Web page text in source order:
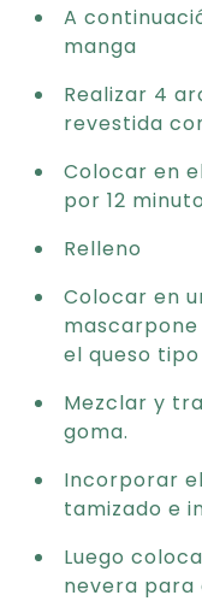
A
manga
Realizar 4
revestida
Colocar en
por 12
Relleno
Colocar en
el queso
Mezclar y
goma.
Incorporar
tamizado e
Luego
nevera para